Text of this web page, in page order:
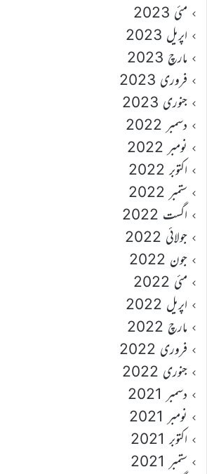
مئی 2023
اپریل 2023
مارچ 2023
فروری 2023
جنوری 2023
دسمبر 2022
نومبر 2022
اکتوبر 2022
ستمبر 2022
اگست 2022
جولائی 2022
جون 2022
مئی 2022
اپریل 2022
مارچ 2022
فروری 2022
جنوری 2022
دسمبر 2021
نومبر 2021
اکتوبر 2021
ستمبر 2021